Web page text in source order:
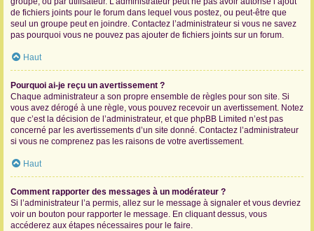
de fichiers joints pour le forum dans lequel vous postez, ou peut-être que
seul un groupe peut en joindre. Contactez l’administrateur si vous ne savez
pas pourquoi vous ne pouvez pas ajouter de fichiers joints sur un forum.
Haut
Pourquoi ai-je reçu un avertissement ?
Chaque administrateur a son propre ensemble de règles pour son site. Si
vous avez dérogé à une règle, vous pouvez recevoir un avertissement. Notez
que c’est la décision de l’administrateur, et que phpBB Limited n’est pas
concerné par les avertissements d’un site donné. Contactez l’administrateur
si vous ne comprenez pas les raisons de votre avertissement.
Haut
Comment rapporter des messages à un modérateur ?
Si l’administrateur l’a permis, allez sur le message à signaler et vous devriez
voir un bouton pour rapporter le message. En cliquant dessus, vous
accéderez aux étapes nécessaires pour le faire.